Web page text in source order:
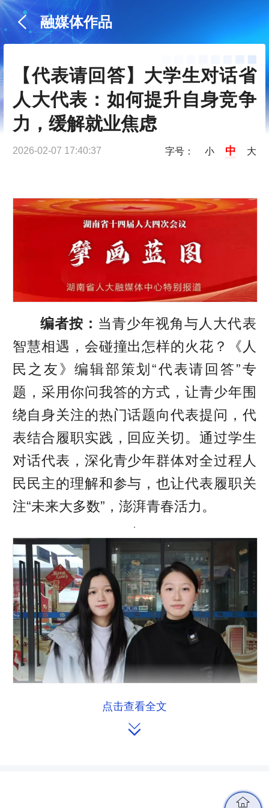
融媒体作品
【代表请回答】大学生对话省
人大代表：如何提升自身竞争
力，缓解就业焦虑
2026-02-07 17:40:37 字号： 小 中 大
编者按： 当青少年视角与人大代表
智慧相遇，会碰撞出怎样的火花？《人
民之友》编辑部策划“代表请回答”专
题，采用你问我答的方式，让青少年围
绕自身关注的热门话题向代表提问，代
表结合履职实践，回应关切。通过学生
对话代表，深化青少年群体对全过程人
民民主的理解和参与，也让代表履职关
注“未来大多数”，澎湃青春活力。
杨郁暄 | 杨畅湖南师范大学研究生
代表您好！我们是湖南师大学生，
垒低”，就业难度大，怎么才能提升自身
点击查看全文
